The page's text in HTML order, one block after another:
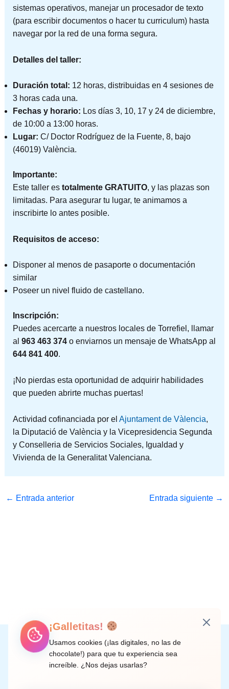
sistemas operativos, manejar un procesador de texto
(para escribir documentos o hacer tu curriculum) hasta
navegar por la red de una forma segura.
Detalles del taller:
Duración total: 12 horas, distribuidas en 4 sesiones de
3 horas cada una.
Fechas y horario: Los días 3, 10, 17 y 24 de diciembre,
de 10:00 a 13:00 horas.
Lugar: C/ Doctor Rodríguez de la Fuente, 8, bajo
(46019) València.
Importante:
Este taller es totalmente GRATUITO, y las plazas son
limitadas. Para asegurar tu lugar, te animamos a
inscribirte lo antes posible.
Requisitos de acceso:
Disponer al menos de pasaporte o documentación
similar
Poseer un nivel fluido de castellano.
Inscripción:
Puedes acercarte a nuestros locales de Torrefiel, llamar
al 963 463 374o enviarnos un mensaje de WhatsApp al
644 841 400.
¡No pierdas esta oportunidad de adquirir habilidades
que pueden abrirte muchas puertas!
Actividad cofinanciada por el Ajuntament de Vàlencia,
la Diputació de València y la Vicepresidencia Segunda
y Conselleria de Servicios Sociales, Igualdad y
Vivienda de la Generalitat Valenciana.
← Entrada anterior Entrada siguiente →
Instagram
Facebook
X LinkedIn
Correo electrónico
¡Galletitas!
Usamos cookies (¡las digitales, no las de
chocolate!) para que tu experiencia sea
increíble. ¿Nos dejas usarlas?